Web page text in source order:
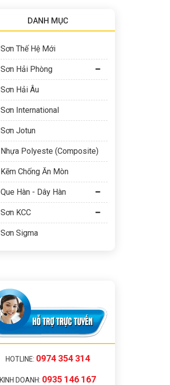
DANH MỤC
Sơn Thế Hệ Mới
Sơn Hải Phòng
Sơn Hải Âu
Sơn International
Sơn Jotun
Nhựa Polyeste (Composite)
Kẽm Chống Ăn Mòn
Que Hàn - Dây Hàn
Sơn KCC
Sơn Sigma
HOTLINE: 0974 354 314
KINH DOANH: 0935 146 167